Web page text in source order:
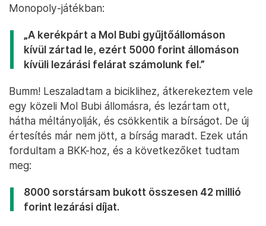
Monopoly-játékban:
„A kerékpárt a Mol Bubi gyűjtőállomáson
kívül zártad le, ezért 5000 forint állomáson
kívüli lezárási felárat számolunk fel.”
Bumm! Leszaladtam a biciklihez, átkerekeztem vele
egy közeli Mol Bubi állomásra, és lezártam ott,
hátha méltányolják, és csökkentik a bírságot. De új
értesítés már nem jött, a bírság maradt. Ezek után
fordultam a BKK-hoz, és a következőket tudtam
meg:
8000 sorstársam bukott összesen 42 millió
forint lezárási díjat.